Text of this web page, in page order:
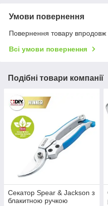
Умови повернення
Повернення товару впродовж
Всі умови повернення
Подібні товари компанії
Секатор Spear & Jackson з
блакитною ручкою